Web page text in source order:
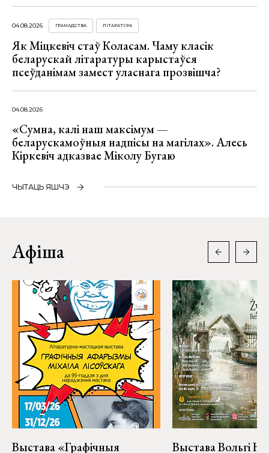
04.08.2026 ГРАМАДСТВА ЛІТАРАТУРА
Як Міцкевіч стаў Коласам. Чаму класік
беларускай літаратуры карыстаўся
псеўданімам замест уласнага прозвішча?
04.08.2026
«Сумна, калі наш максімум —
беларускамоўныя надпісы на магілах». Алесь
Кіркевіч адказвае Міколу Бугаю
ЧЫТАЦЬ ЯШЧЭ
Афіша
Выстава «Графічныя
Выстава Вольгі